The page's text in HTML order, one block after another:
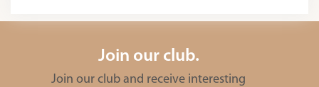
Join our club.
Join our club and receive interesting